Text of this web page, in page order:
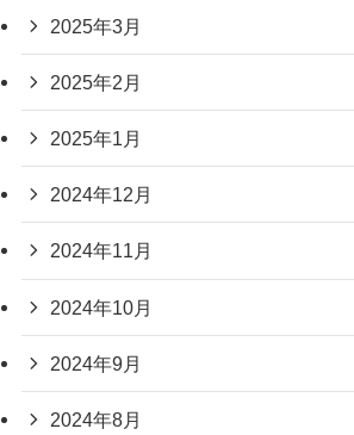
2025年3月
2025年2月
2025年1月
2024年12月
2024年11月
2024年10月
2024年9月
2024年8月